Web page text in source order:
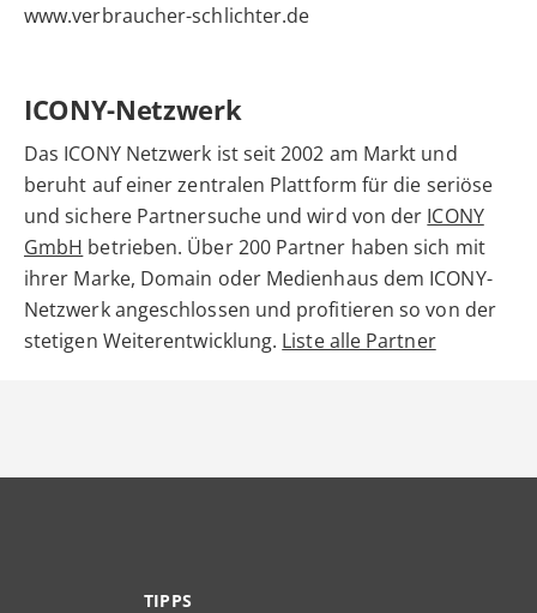
www.verbraucher-schlichter.de
ICONY-Netzwerk
Das ICONY Netzwerk ist seit 2002 am Markt und
beruht auf einer zentralen Plattform für die seriöse
und sichere Partnersuche und wird von der ICONY
GmbH betrieben. Über 200 Partner haben sich mit
ihrer Marke, Domain oder Medienhaus dem ICONY-
Netzwerk angeschlossen und profitieren so von der
stetigen Weiterentwicklung. Liste alle Partner
TIPPS